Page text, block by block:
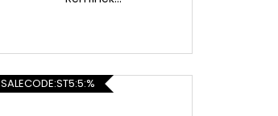
SALECODE:ST5:5:%